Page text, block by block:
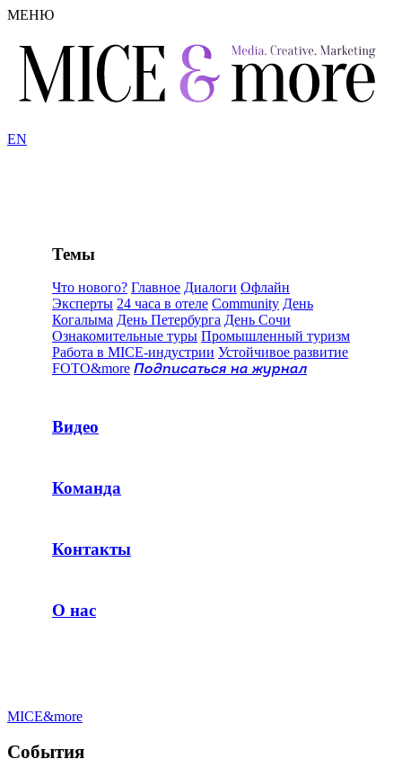
МЕНЮ
EN
Темы
Что нового? Главное Диалоги Офлайн
Эксперты 24 часа в отеле Community День
Когалыма День Петербурга День Сочи
Ознакомительные туры Промышленный туризм
Работа в MICE-индустрии Устойчивое развитие
FOTO&more Подписаться на журнал
Видео
Команда
Контакты
О нас
MICE&more
События